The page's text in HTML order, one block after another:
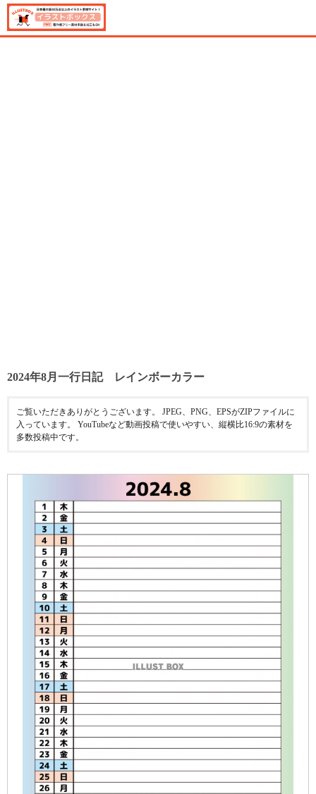
2024年8月一行日記 レインボーカラー
ご覧いただきありがとうございます。 JPEG、PNG、EPSがZIPファイルに
入っています。 YouTubeなど動画投稿で使いやすい、縦横比16:9の素材を
多数投稿中です。